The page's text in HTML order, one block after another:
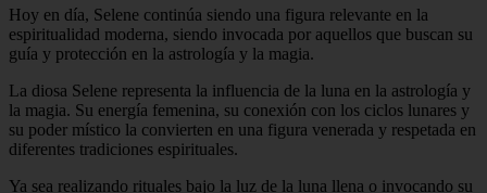
Hoy en día, Selene continúa siendo una figura relevante en la
espiritualidad moderna, siendo invocada por aquellos que buscan su
guía y protección en la astrología y la magia.
La diosa Selene representa la influencia de la luna en la astrología y
la magia. Su energía femenina, su conexión con los ciclos lunares y
su poder místico la convierten en una figura venerada y respetada en
diferentes tradiciones espirituales.
Ya sea realizando rituales bajo la luz de la luna llena o invocando su